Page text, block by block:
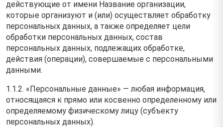
действующие от имени Название организации,
которые организуют и (или) осуществляет обработку
персональных данных, а также определяет цели
обработки персональных данных, состав
персональных данных, подлежащих обработке,
действия (операции), совершаемые с персональными
данными.
1.1.2. «Персональные данные» — любая информация,
относящаяся к прямо или косвенно определенному или
определяемому физическому лицу (субъекту
персональных данных).